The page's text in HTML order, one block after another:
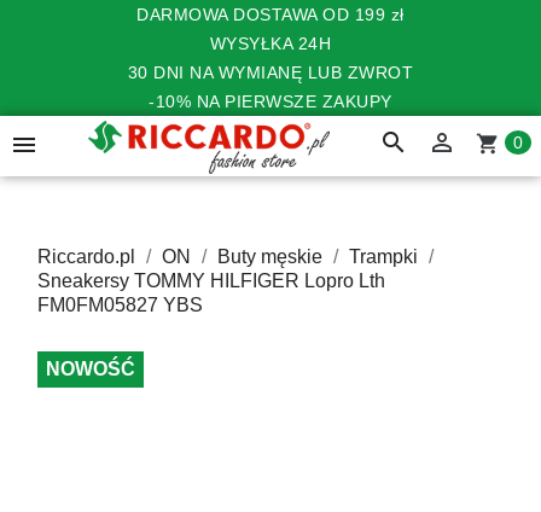
DARMOWA DOSTAWA OD 199 zł
WYSYŁKA 24H
30 DNI NA WYMIANĘ LUB ZWROT
-10% NA PIERWSZE ZAKUPY
 search  shopping_cart 0
Riccardo.pl ON Buty męskie
Trampki
Sneakersy TOMMY HILFIGER Lopro Lth
FM0FM05827 YBS
NOWOŚĆ